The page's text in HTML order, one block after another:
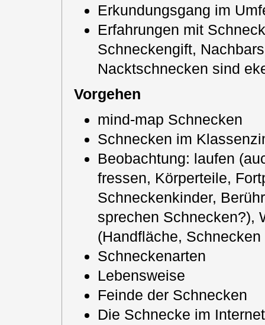
Erkundungsgang im
Erfahrungen mit
Schneckengift,
Nacktschnecken sind
Vorgehen
mind-map Schnecken
Schnecken im
Beobachtung: laufen
fressen, Körperteile,
Schneckenkinder,
sprechen
(Handfläche,
Schneckenarten
Lebensweise
Feinde der Schnecken
Die Schnecke im Internet